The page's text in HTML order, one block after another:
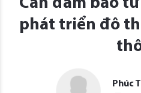
Cần đảm bảo
phát triển đô
Phúc